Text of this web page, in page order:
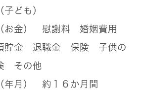
ども）
金） 慰謝料 婚姻費用
貯金 退職金 保険 子供の
その他
月） 約１６か月間